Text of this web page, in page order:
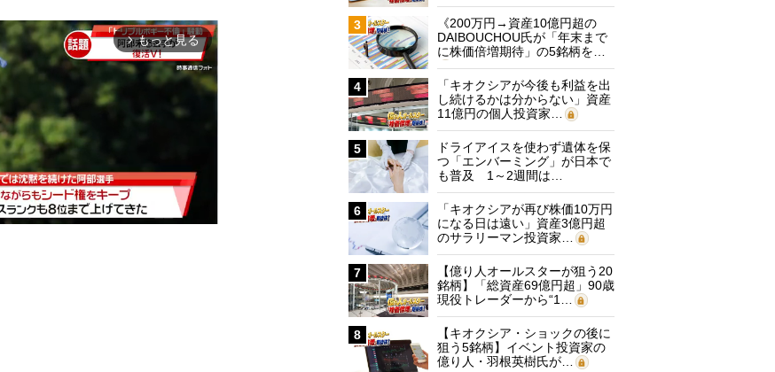
arrow_forward_ios もっと見る
3
《200万円→資産10億円超の
DAIBOUCHOU氏が「年末まで
に株価倍増期待」の5銘柄を…
4
「キオクシアが今後も利益を出
し続けるかは分からない」資産
11億円の個人投資家…
5
ドライアイスを使わず遺体を保
つ「エンバーミング」が日本で
も普及 1～2週間は…
6
「キオクシアが再び株価10万円
になる日は遠い」資産3億円超
のサラリーマン投資家…
7
【億り人オールスターが狙う20
銘柄】「総資産69億円超」90歳
現役トレーダーから“1…
8
【キオクシア・ショックの後に
狙う5銘柄】イベント投資家の
億り人・羽根英樹氏が…